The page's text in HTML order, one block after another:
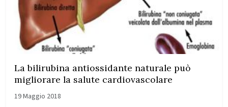
La bilirubina antiossidante naturale può
migliorare la salute cardiovascolare
19 Maggio 2018